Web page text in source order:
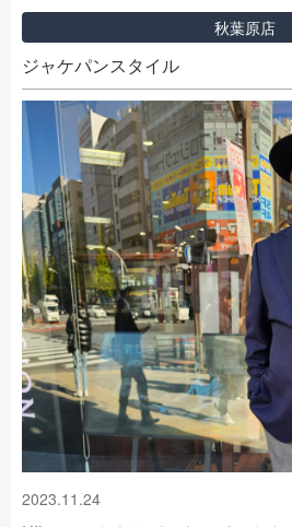
秋葉原店
ジャケパンスタイル
2023.11.24